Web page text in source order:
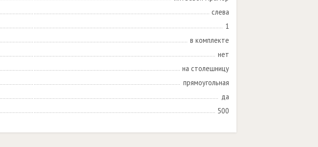
слева
1
в комплекте
нет
на столешницу
прямоугольная
да
500